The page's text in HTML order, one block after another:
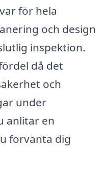
för hela
och design
inspektion.
då det
och
under
anlitar en
förvänta dig